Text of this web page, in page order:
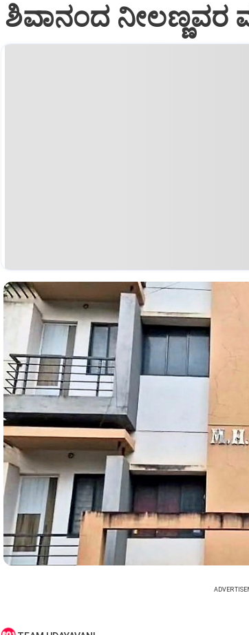
ಶಿವಾನಂದ